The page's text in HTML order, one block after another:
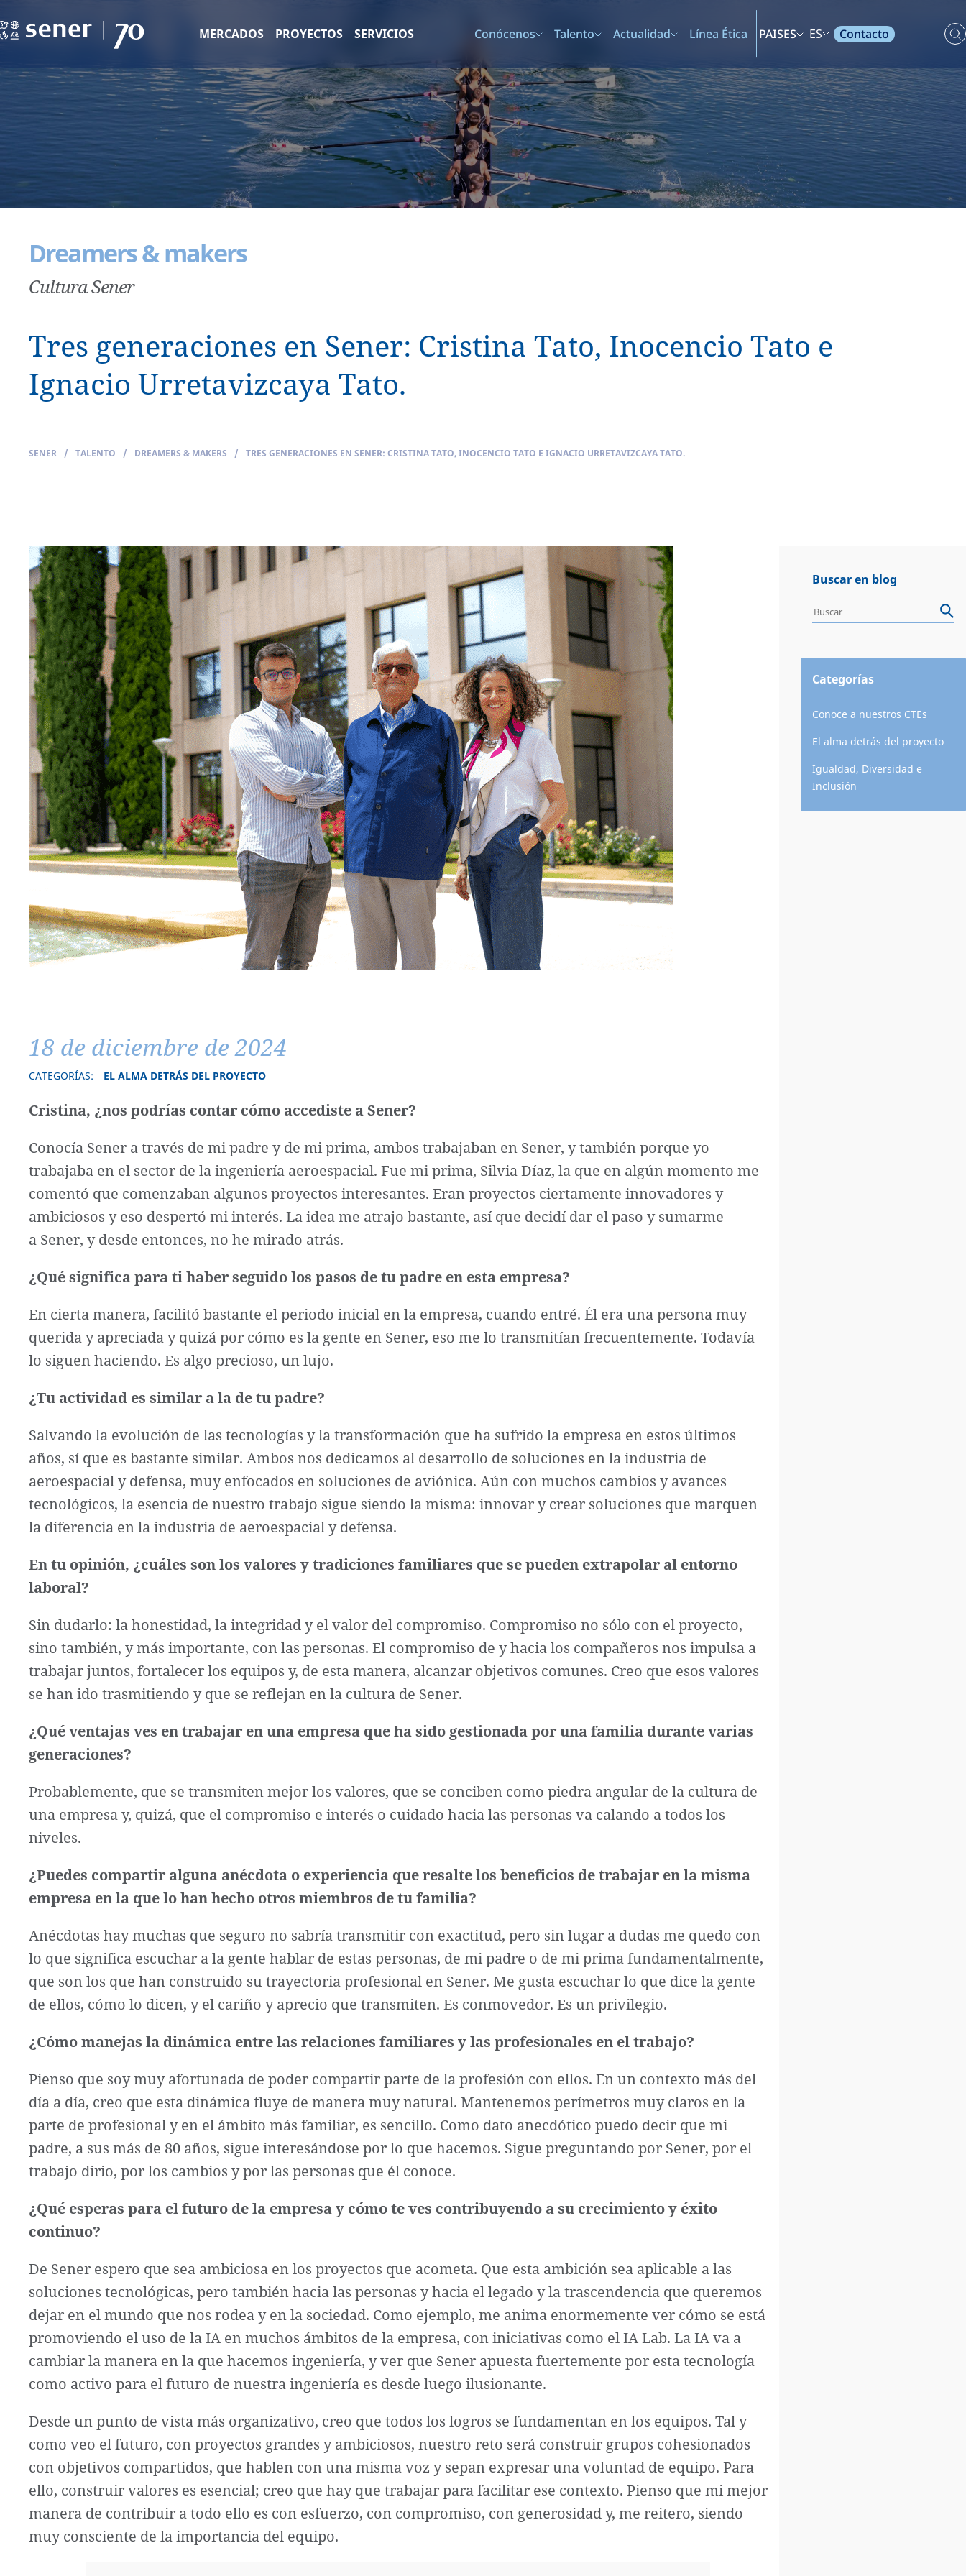
MERCADOS PROYECTOS SERVICIOS Conócenos Talento Actualidad Línea Ética PAISES ES Contacto
Dreamers & makers
Cultura Sener
Tres generaciones en Sener: Cristina Tato, Inocencio Tato e
Ignacio Urretavizcaya Tato.
SENER / TALENTO / DREAMERS & MAKERS / TRES GENERACIONES EN SENER: CRISTINA TATO, INOCENCIO TATO E IGNACIO URRETAVIZCAYA TATO.
Buscar en blog
Categorías
Conoce a nuestros CTEs
El alma detrás del proyecto
Igualdad, Diversidad e
Inclusión
18 de diciembre de 2024
CATEGORÍAS: EL ALMA DETRÁS DEL PROYECTO
Cristina, ¿nos podrías contar cómo accediste a Sener?
Conocía Sener a través de mi padre y de mi prima, ambos trabajaban en Sener, y también porque yo
trabajaba en el sector de la ingeniería aeroespacial. Fue mi prima, Silvia Díaz, la que en algún momento me
comentó que comenzaban algunos proyectos interesantes. Eran proyectos ciertamente innovadores y
ambiciosos y eso despertó mi interés. La idea me atrajo bastante, así que decidí dar el paso y sumarme
a Sener, y desde entonces, no he mirado atrás.
¿Qué significa para ti haber seguido los pasos de tu padre en esta empresa?
En cierta manera, facilitó bastante el periodo inicial en la empresa, cuando entré. Él era una persona muy
querida y apreciada y quizá por cómo es la gente en Sener, eso me lo transmitían frecuentemente. Todavía
lo siguen haciendo. Es algo precioso, un lujo.
¿Tu actividad es similar a la de tu padre?
Salvando la evolución de las tecnologías y la transformación que ha sufrido la empresa en estos últimos
años, sí que es bastante similar. Ambos nos dedicamos al desarrollo de soluciones en la industria de
aeroespacial y defensa, muy enfocados en soluciones de aviónica. Aún con muchos cambios y avances
tecnológicos, la esencia de nuestro trabajo sigue siendo la misma: innovar y crear soluciones que marquen
la diferencia en la industria de aeroespacial y defensa.
En tu opinión, ¿cuáles son los valores y tradiciones familiares que se pueden extrapolar al entorno
laboral?
Sin dudarlo: la honestidad, la integridad y el valor del compromiso. Compromiso no sólo con el proyecto,
sino también, y más importante, con las personas. El compromiso de y hacia los compañeros nos impulsa a
trabajar juntos, fortalecer los equipos y, de esta manera, alcanzar objetivos comunes. Creo que esos valores
se han ido trasmitiendo y que se reflejan en la cultura de Sener.
¿Qué ventajas ves en trabajar en una empresa que ha sido gestionada por una familia durante varias
generaciones?
Probablemente, que se transmiten mejor los valores, que se conciben como piedra angular de la cultura de
una empresa y, quizá, que el compromiso e interés o cuidado hacia las personas va calando a todos los
niveles.
¿Puedes compartir alguna anécdota o experiencia que resalte los beneficios de trabajar en la misma
empresa en la que lo han hecho otros miembros de tu familia?
Anécdotas hay muchas que seguro no sabría transmitir con exactitud, pero sin lugar a dudas me quedo con
lo que significa escuchar a la gente hablar de estas personas, de mi padre o de mi prima fundamentalmente,
que son los que han construido su trayectoria profesional en Sener. Me gusta escuchar lo que dice la gente
de ellos, cómo lo dicen, y el cariño y aprecio que transmiten. Es conmovedor. Es un privilegio.
¿Cómo manejas la dinámica entre las relaciones familiares y las profesionales en el trabajo?
Pienso que soy muy afortunada de poder compartir parte de la profesión con ellos. En un contexto más del
día a día, creo que esta dinámica fluye de manera muy natural. Mantenemos perímetros muy claros en la
parte de profesional y en el ámbito más familiar, es sencillo. Como dato anecdótico puedo decir que mi
padre, a sus más de 80 años, sigue interesándose por lo que hacemos. Sigue preguntando por Sener, por el
trabajo dirio, por los cambios y por las personas que él conoce.
¿Qué esperas para el futuro de la empresa y cómo te ves contribuyendo a su crecimiento y éxito
continuo?
De Sener espero que sea ambiciosa en los proyectos que acometa. Que esta ambición sea aplicable a las
soluciones tecnológicas, pero también hacia las personas y hacia el legado y la trascendencia que queremos
dejar en el mundo que nos rodea y en la sociedad. Como ejemplo, me anima enormemente ver cómo se está
promoviendo el uso de la IA en muchos ámbitos de la empresa, con iniciativas como el IA Lab. La IA va a
cambiar la manera en la que hacemos ingeniería, y ver que Sener apuesta fuertemente por esta tecnología
como activo para el futuro de nuestra ingeniería es desde luego ilusionante.
Desde un punto de vista más organizativo, creo que todos los logros se fundamentan en los equipos. Tal y
como veo el futuro, con proyectos grandes y ambiciosos, nuestro reto será construir grupos cohesionados
con objetivos compartidos, que hablen con una misma voz y sepan expresar una voluntad de equipo. Para
ello, construir valores es esencial; creo que hay que trabajar para facilitar ese contexto. Pienso que mi mejor
manera de contribuir a todo ello es con esfuerzo, con compromiso, con generosidad y, me reitero, siendo
muy consciente de la importancia del equipo.